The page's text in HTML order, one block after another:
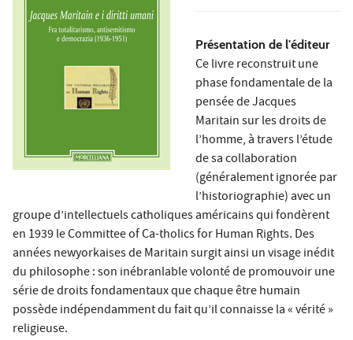
Présentation de l'éditeur
Ce livre reconstruit une
phase fondamentale de la
pensée de Jacques
Maritain sur les droits de
l’homme, à travers l’étude
de sa collaboration
(généralement ignorée par
l’historiographie) avec un
groupe d’intellectuels catholiques américains qui fondèrent
en 1939 le Committee of Ca-tholics for Human Rights. Des
années newyorkaises de Maritain surgit ainsi un visage inédit
du philosophe : son inébranlable volonté de promouvoir une
série de droits fondamentaux que chaque être humain
possède indépendamment du fait qu’il connaisse la « vérité »
religieuse.